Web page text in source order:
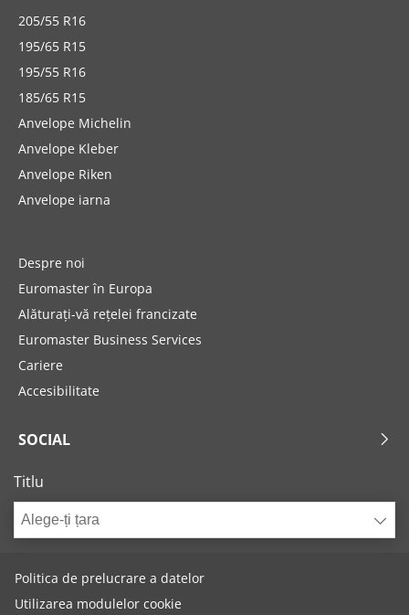
205/55 R16
195/65 R15
195/55 R16
185/65 R15
Anvelope Michelin
Anvelope Kleber
Anvelope Riken
Anvelope iarna
Despre noi
Euromaster în Europa
Alăturați-vă rețelei francizate
Euromaster Business Services
Cariere
Accesibilitate
SOCIAL
Titlu
Alege-ți țara
Politica de prelucrare a datelor
Utilizarea modulelor cookie